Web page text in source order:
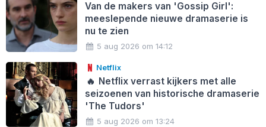
Van de makers van 'Gossip Girl':
meeslepende nieuwe dramaserie is
nu te zien
5 aug 2026 om 14:12
Netflix
🔥 Netflix verrast kijkers met alle
seizoenen van historische dramaserie
'The Tudors'
5 aug 2026 om 13:24